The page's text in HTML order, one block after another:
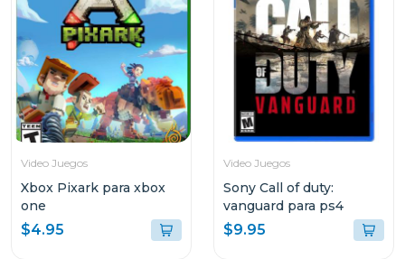
Video Juegos
Xbox Pixark para xbox
one
$4.95
Video Juegos
Sony Call of duty:
vanguard para ps4
$9.95